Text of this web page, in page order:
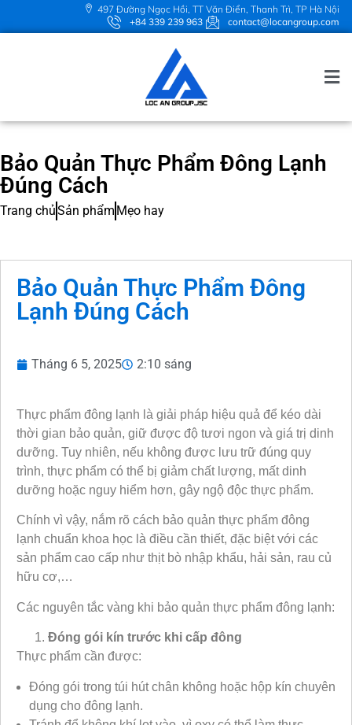
497 Đường Ngọc Hồi, TT Văn Điển, Thanh Trì, TP Hà Nội
+84 339 239 963
contact@locangroup.com
Bảo Quản Thực Phẩm Đông Lạnh
Đúng Cách
Trang chủSản phẩm Mẹo hay
Bảo Quản Thực Phẩm Đông
Lạnh Đúng Cách
Tháng 6 5, 2025 2:10 sáng
Thực phẩm đông lạnh là giải pháp hiệu quả để kéo dài
thời gian bảo quản, giữ được độ tươi ngon và giá trị dinh
dưỡng. Tuy nhiên, nếu không được lưu trữ đúng quy
trình, thực phẩm có thể bị giảm chất lượng, mất dinh
dưỡng hoặc nguy hiểm hơn, gây ngộ độc thực phẩm.
Chính vì vậy, nắm rõ cách bảo quản thực phẩm đông
lạnh chuẩn khoa học là điều cần thiết, đặc biệt với các
sản phẩm cao cấp như thịt bò nhập khẩu, hải sản, rau củ
hữu cơ,…
Các nguyên tắc vàng khi bảo quản thực phẩm đông lạnh:
Đóng gói kín trước khi cấp đông
Thực phẩm cần được:
Đóng gói trong túi hút chân không hoặc hộp kín chuyên
dụng cho đông lạnh.